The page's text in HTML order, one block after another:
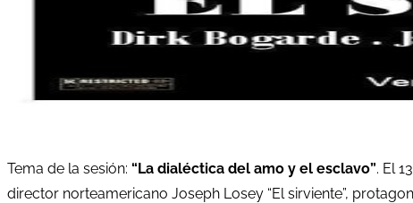
Tema de la sesión: “La dialéctica del amo y el esclavo”. El
director norteamericano Joseph Losey “El sirviente”,